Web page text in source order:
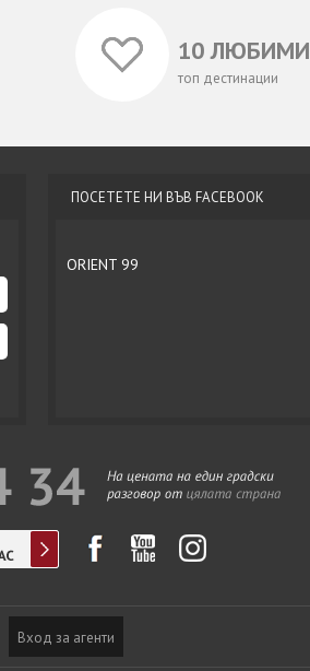
10 ЛЮБИМИ
топ дестинации
ПОСЕТЕТЕ НИ ВЪВ FACEBOOK
ORIENT 99
Вход за агенти